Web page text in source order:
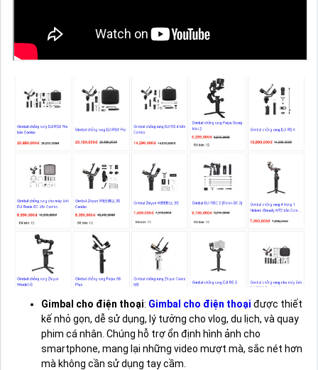
Gimbal cho điện thoại: Gimbal cho điện thoại được thiết
kế nhỏ gọn, dễ sử dụng, lý tưởng cho vlog, du lịch, và quay
phim cá nhân. Chúng hỗ trợ ổn định hình ảnh cho
smartphone, mang lại những video mượt mà, sắc nét hơn
mà không cần sử dụng tay cầm.